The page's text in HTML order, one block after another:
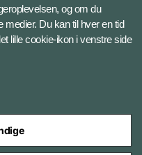
og om du
Du kan til hver en tid
lille cookie-ikon i venstre side